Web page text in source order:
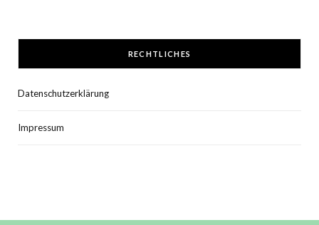
RECHTLICHES
Datenschutzerklärung
Impressum